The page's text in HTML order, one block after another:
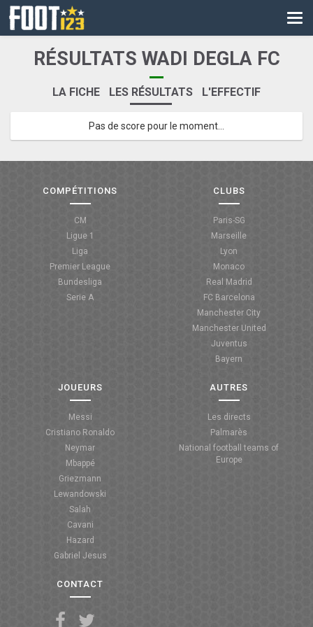
CM
LES DIRECTS
COUPE DE FRANCE
RÉSULTATS WADI DEGLA FC
LA FICHE LES RÉSULTATS L'EFFECTIF
Pas de score pour le moment...
COMPÉTITIONS
CM
Ligue 1
Liga
Premier League
Bundesliga
Serie A
CLUBS
Paris-SG
Marseille
Lyon
Monaco
Real Madrid
FC Barcelona
Manchester City
Manchester United
Juventus
Bayern
JOUEURS
Messi
Cristiano Ronaldo
Neymar
Mbappé
Griezmann
Lewandowski
Salah
Cavani
Hazard
Gabriel Jesus
AUTRES
Les directs
Palmarès
National football teams of
Europe
CONTACT